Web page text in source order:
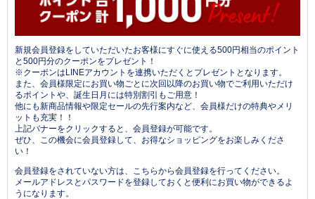
新規会員登録をしていただいたお客様にすぐに使える500円相当のポイント
と500円分のクーポンをプレゼント！
※クーポンはLINEアカウントを連携いただくとプレゼントとなります。
また、会員様限定にお買い物ごとに次回以降のお買い物でご利用いただけ
るポイントや、誕生日月には特別割引もご用意！
他にも新商品情報や限定セールの先行案内など、会員様だけの特典やメリ
ットも充実！！
上記バナーをクリックすると、会員登録が可能です。
ぜひ、この機会に会員登録して、お得なショッピングをお楽しみくださ
い！
会員登録をされていない方は、こちらから会員登録を行ってください。
メールアドレスとパスワードを登録しておくと便利にお買い物ができるよ
うになります。